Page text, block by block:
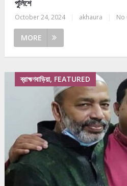
পুলিশে
October 24, 2024 akhaura No
MORE
ব্রাহ্মণবাড়িয়া, FEATURED